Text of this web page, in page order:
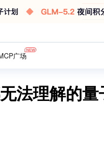
广场
法理解的